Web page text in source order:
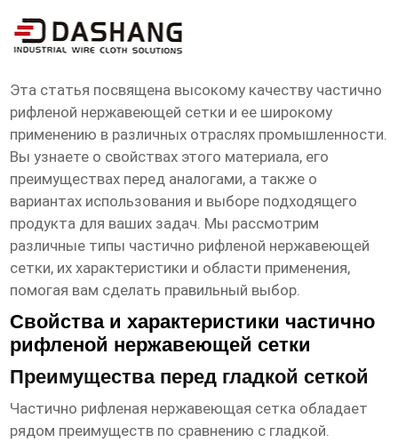
высокое ксчество частично рифленая
нержавеющая сетка продукты
Эта статья посвящена высокому качеству частично
рифленой нержавеющей сетки и ее широкому
применению в различных отраслях промышленности.
Вы узнаете о свойствах этого материала, его
преимуществах перед аналогами, а также о
вариантах использования и выборе подходящего
продукта для ваших задач. Мы рассмотрим
различные типы частично рифленой нержавеющей
сетки, их характеристики и области применения,
помогая вам сделать правильный выбор.
Свойства и характеристики частично
рифленой нержавеющей сетки
Преимущества перед гладкой сеткой
Частично рифленая нержавеющая сетка обладает
рядом преимуществ по сравнению с гладкой.